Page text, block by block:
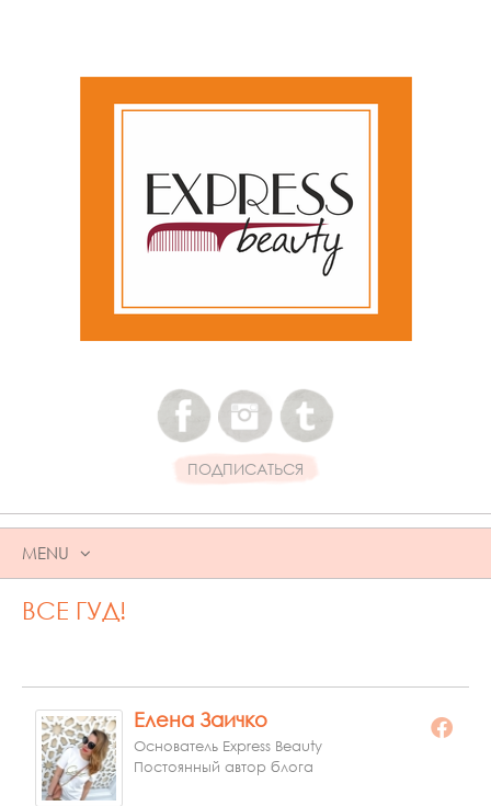
ПОДПИСАТЬСЯ
MENU
SKIP
TO
ВСЕ ГУД!
Елена Заичко
Основатель Express Beauty
Постоянный автор блога